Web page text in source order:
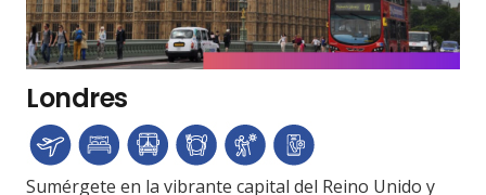
Londres
Sumérgete en la vibrante capital del Reino Unido y